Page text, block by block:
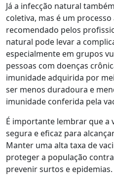
Já a infecção natural
coletiva, mas é um
recomendado pelos
natural pode levar a
especialmente em grupos
pessoas com doenças
imunidade adquirida por
ser menos duradoura e
imunidade conferida pela
É importante lembrar que a
segura e eficaz para
Manter uma alta taxa de
proteger a população
prevenir surtos e epidemias.